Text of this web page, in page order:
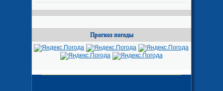
Прогноз погоды